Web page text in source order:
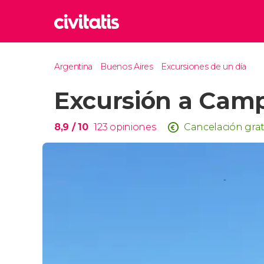
Roma
Italia
Reino
Argentina Buenos Aires Excursiones de un día
Excursión a
8,9 / 10 123 opiniones Cancelación